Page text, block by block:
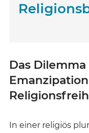
Das
In einer religiös